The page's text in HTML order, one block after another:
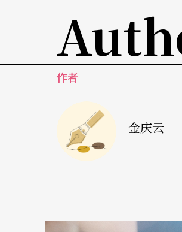
千遍，何必花十倍、二十倍的票价买
校准」现场
音乐家如何创造音乐。听众首先要学
尤其建立在肉身上。时时受情绪波动
惊。在古典音乐中，录音技术的进步
作者
金庆云